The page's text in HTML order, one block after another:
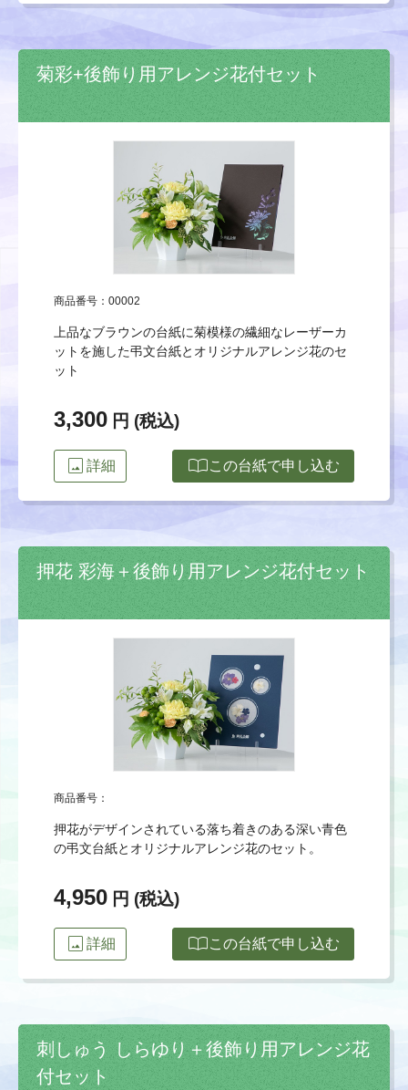
菊彩+後飾り用アレンジ花付セット
商品番号：00002
上品なブラウンの台紙に菊模様の繊細なレーザーカ
ットを施した弔文台紙とオリジナルアレンジ花のセ
ット
3,300 円 (税込)
image 詳細 import_contactsこの台紙で申し込む
押花 彩海＋後飾り用アレンジ花付セット
商品番号：
押花がデザインされている落ち着きのある深い青色
の弔文台紙とオリジナルアレンジ花のセット。
4,950 円 (税込)
image 詳細 import_contactsこの台紙で申し込む
刺しゅう しらゆり＋後飾り用アレンジ花
付セット